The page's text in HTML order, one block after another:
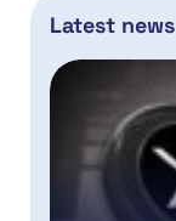
Latest news